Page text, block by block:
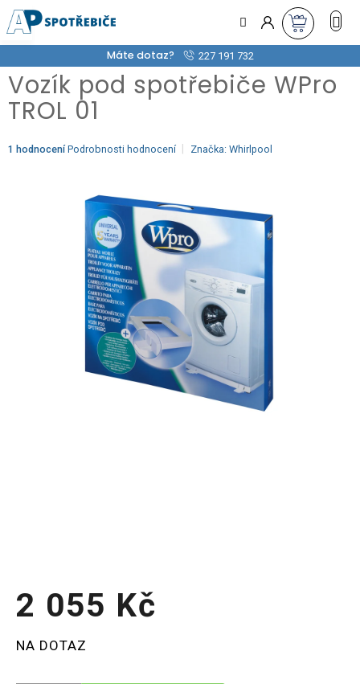
na
obsah
Máte dotaz? 227 191 732
Vozík pod spotřebiče WPro
TROL 01
Průměrné
1 hodnocení Podrobnosti hodnocení Značka: Whirlpool
2 055 Kč
cena:
NA DOTAZ